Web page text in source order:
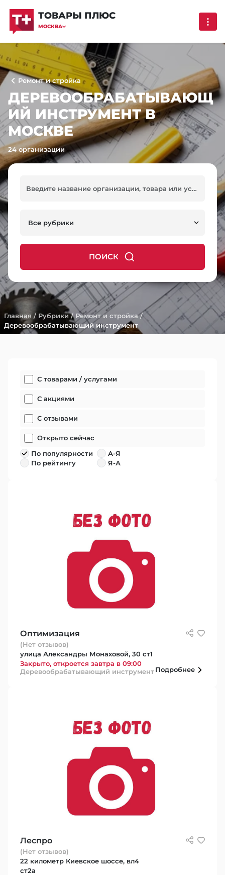
ТОВАРЫ ПЛЮС
МОСКВА
Ремонт и стройка
ДЕРЕВООБРАБАТЫВАЮЩ
ИЙ ИНСТРУМЕНТ В
МОСКВЕ
24 организации
Все рубрики
ПОИСК
Главная / Рубрики/ Ремонт и стройка/
Деревообрабатывающий инструмент
С товарами / услугами
С акциями
С отзывами
Открыто сейчас
По популярности
По рейтингу
А-Я
Я-А
Оптимизация
(Нет отзывов)
улица Александры Монаховой, 30 ст1
Закрыто, откроется завтра в 09:00
Деревообрабатывающий инструментПодробнее
Леспро
(Нет отзывов)
22 километр Киевское шоссе, вл4
ст2а